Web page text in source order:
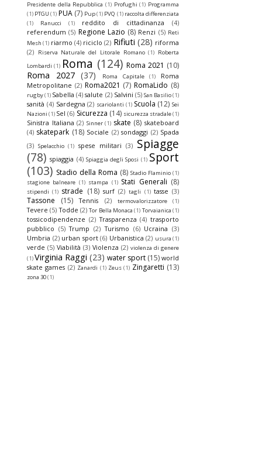
Presidente della Repubblica (1) Profughi (1) Programma
(1) PTGU (1) PUA (7) Pup(1) PVQ (1) raccolta differenziata
(1)
Ranucci (1) reddito di cittadinanza
(4)
referendum (5) Regione Lazio (8) Renzi (5) Reti
Mesh (1) riarmo (4) riciclo (2) Rifiuti (28) riforma
(2)
Riserva Naturale del Litorale Romano (1) Roberta
Lombardi (1) Roma (124) Roma 2021 (10)
Roma 2027 (37) Roma Capitale (1)
Roma
Metropolitane (2) Roma2021 (7) RomaLido (8)
rugby(1) Sabella (4) salute (2) Salvini (5) San Basilio(1)
sanità (4) Sardegna (2) scariolanti (1) Scuola (12) Sei
Nazioni (1) Sel (6) Sicurezza (14) sicurezza stradale(1)
Sinistra Italiana (2) Sinner (1) skate (8) skateboard
(4) skatepark (18) Sociale (2) sondaggi (2) Spada
(3) Spelacchio (1) spese militari (3) Spiagge
(78) spiaggia (4) Spiaggia degli Sposi (1) Sport
(103) Stadio della Roma (8) Stadio Flaminio (1)
stagione balneare (1) stampa (1) Stati Generali (8)
stipendi (1) strade (18) surf (2) tagli (1) tasse (3)
Tassone (15) Tennis (2) termovalorizzatore (1)
Tevere (5) Todde (2) Tor Bella Monaca (1) Torvaianica (1)
tossicodipendenze (2) Trasparenza (4) trasporto
pubblico (5) Trump (2) Turismo (6) Ucraina (3)
Umbria (2) urban sport (6) Urbanistica (2) usura (1)
verde (5) Viabilità (3) Violenza (2) violenza di genere
(1)Virginia Raggi (23) water sport (15) world
skate games (2) Zanardi (1) Zeus (1) Zingaretti (13)
zona 30(1)